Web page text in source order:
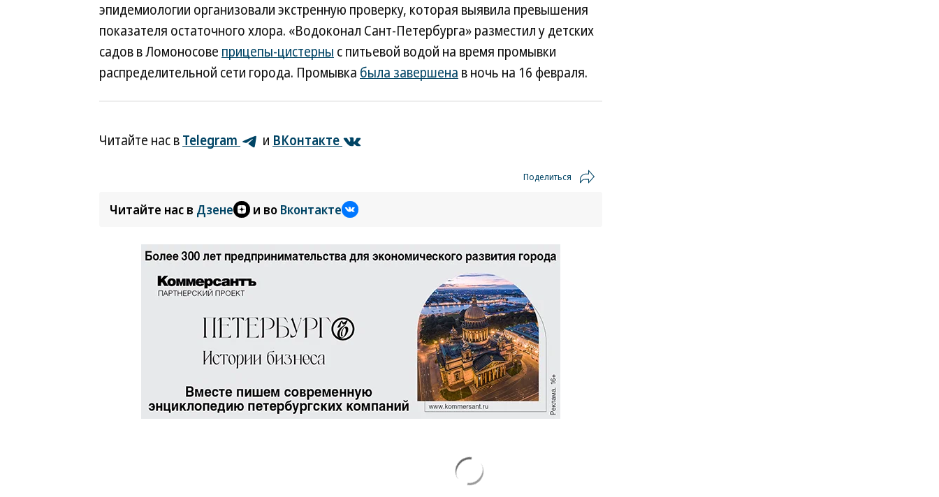
эпидемиологии организовали экстренную проверку, которая выявила превышения
показателя остаточного хлора. «Водоконал Сант-Петербурга» разместил у детских
садов в Ломоносове прицепы-цистерны с питьевой водой на время промывки
распределительной сети города. Промывка была завершена в ночь на 16 февраля.
Читайте нас вTelegram и ВКонтакте
Поделиться
Читайте нас в Дзене и во Вконтакте